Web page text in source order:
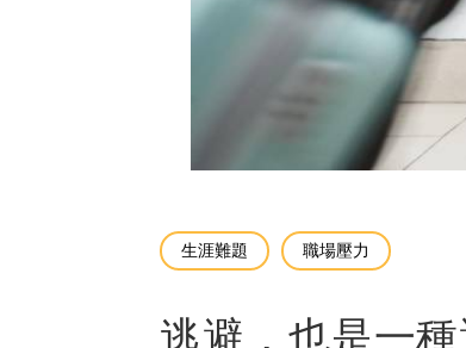
生涯難題 職場壓力
逃避，也是一